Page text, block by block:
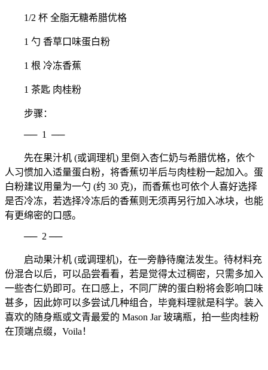
1/2 杯 全脂无糖希腊优格
1 勺 香草口味蛋白粉
1 根 冷冻香蕉
1 茶匙 肉桂粉
步骤：
── 1 ──
先在果汁机 (或调理机) 里倒入杏仁奶与希腊优格，依个
人习惯加入适量蛋白粉，将香蕉切半后与肉桂粉一起加入。蛋
白粉建议用量为一勺 (约 30 克)，而香蕉也可依个人喜好选择
是否冷冻，若选择冷冻后的香蕉则无须再另行加入冰块，也能
有更绵密的口感。
── 2 ──
启动果汁机 (或调理机)，在一旁静待魔法发生。待材料充
份混合以后，可以品尝看看，若是觉得太过稠密，只需多加入
一些杏仁奶即可。在口感上，不同厂牌的蛋白粉将会影响口味
甚多，因此妳可以多尝试几种组合，毕竟料理就是科学。装入
喜欢的随身瓶或文青最爱的 Mason Jar 玻璃瓶，拍一些肉桂粉
在顶端点缀，Voila！